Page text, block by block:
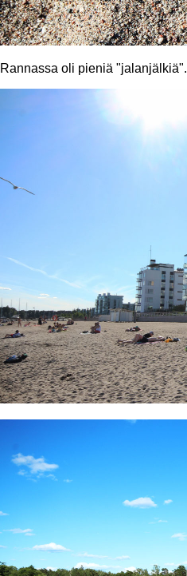
Rannassa oli pieniä "jalanjälkiä".